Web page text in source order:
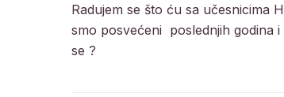
Radujem se što ću sa učesnicima
smo posvećeni poslednjih godina
se ?